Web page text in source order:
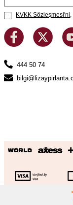
KVKK Sözleşmesi'ni
444 50 74